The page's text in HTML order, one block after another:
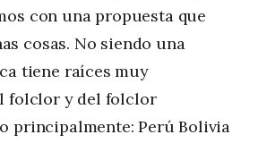
con una propuesta que
cosas. No siendo una
tiene raíces muy
folclor y del folclor
principalmente: Perú Bolivia